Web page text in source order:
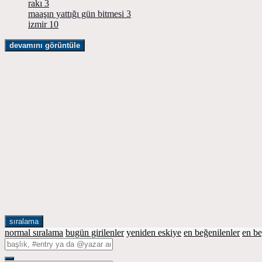
rakı 3
maaşın yattığı gün bitmesi 3
izmir 10
devamını görüntüle
sıralama
normal sıralama bugün girilenler yeniden eskiye en beğenilenler en